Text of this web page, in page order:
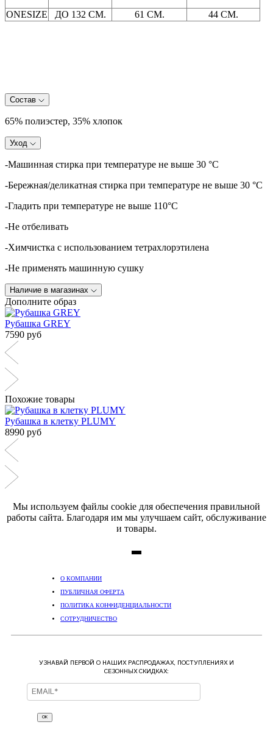
ONESIZE ДО 132 СМ. 61 СМ. 44 СМ.
Состав
65% полиэстер, 35% хлопок
Уход
-Машинная стирка при температуре не выше 30 °C
-Бережная/деликатная стирка при температуре не выше 30 °C
-Гладить при температуре не выше 110°C
-Не отбеливать
-Химчистка с использованием тетрахлорэтилена
-Не применять машинную сушку
Наличие в магазинах
Дополните образ
Рубашка GREY
7590 руб
Похожие товары
Рубашка в клетку PLUMY
8990 руб
Мы используем файлы cookie для обеспечения правильной
работы сайта. Благодаря им мы улучшаем сайт, обслуживание
и товары.
О КОМПАНИИ
ПУБЛИЧНАЯ ОФЕРТА
ПОЛИТИКА КОНФИДЕНЦИАЛЬНОСТИ
СОТРУДНИЧЕСТВО
УЗНАВАЙ ПЕРВОЙ О НАШИХ РАСПРОДАЖАХ, ПОСТУПЛЕНИЯХ И
СЕЗОННЫХ СКИДКАХ:
ОК